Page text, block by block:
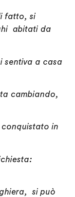
fatto, si
abitati da
sentiva a casa
cambiando,
conquistato in
si può